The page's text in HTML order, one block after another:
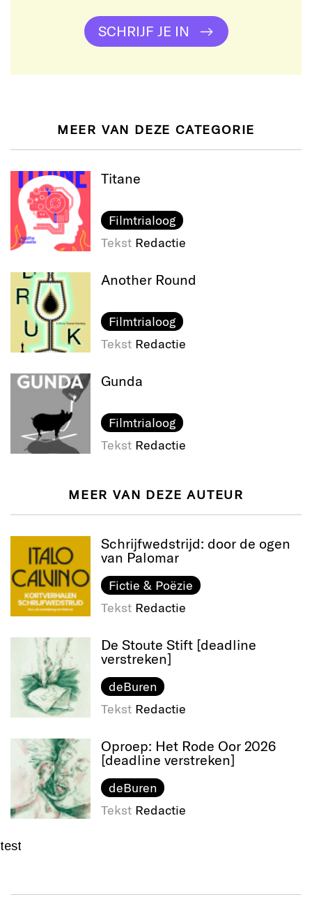
SCHRIJF JE IN
MEER VAN DEZE CATEGORIE
Titane
Filmtrialoog
Tekst Redactie
Another Round
Filmtrialoog
Tekst Redactie
Gunda
Filmtrialoog
Tekst Redactie
MEER VAN DEZE AUTEUR
Schrijfwedstrijd: door de ogen
van Palomar
Fictie & Poëzie
Tekst Redactie
De Stoute Stift [deadline
verstreken]
deBuren
Tekst Redactie
Oproep: Het Rode Oor 2026
[deadline verstreken]
deBuren
Tekst Redactie
test